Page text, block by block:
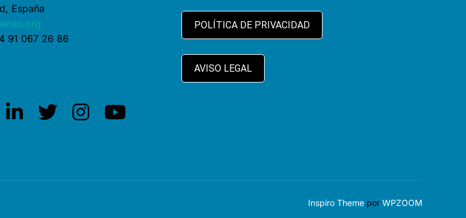
España
91 067 26 86
POLÍTICA DE PRIVACIDAD
AVISO LEGAL
Inspiro Theme por WPZOOM